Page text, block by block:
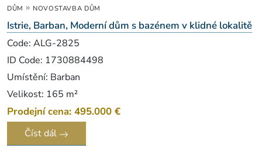
DŮM » NOVOSTAVBA DŮM
Istrie, Barban, Moderní dům s bazénem v klidné lokalitě
Code: ALG-2825
ID Code: 1730884498
Umístění: Barban
Velikost: 165 m²
Prodejní cena: 495.000 €
Číst dál